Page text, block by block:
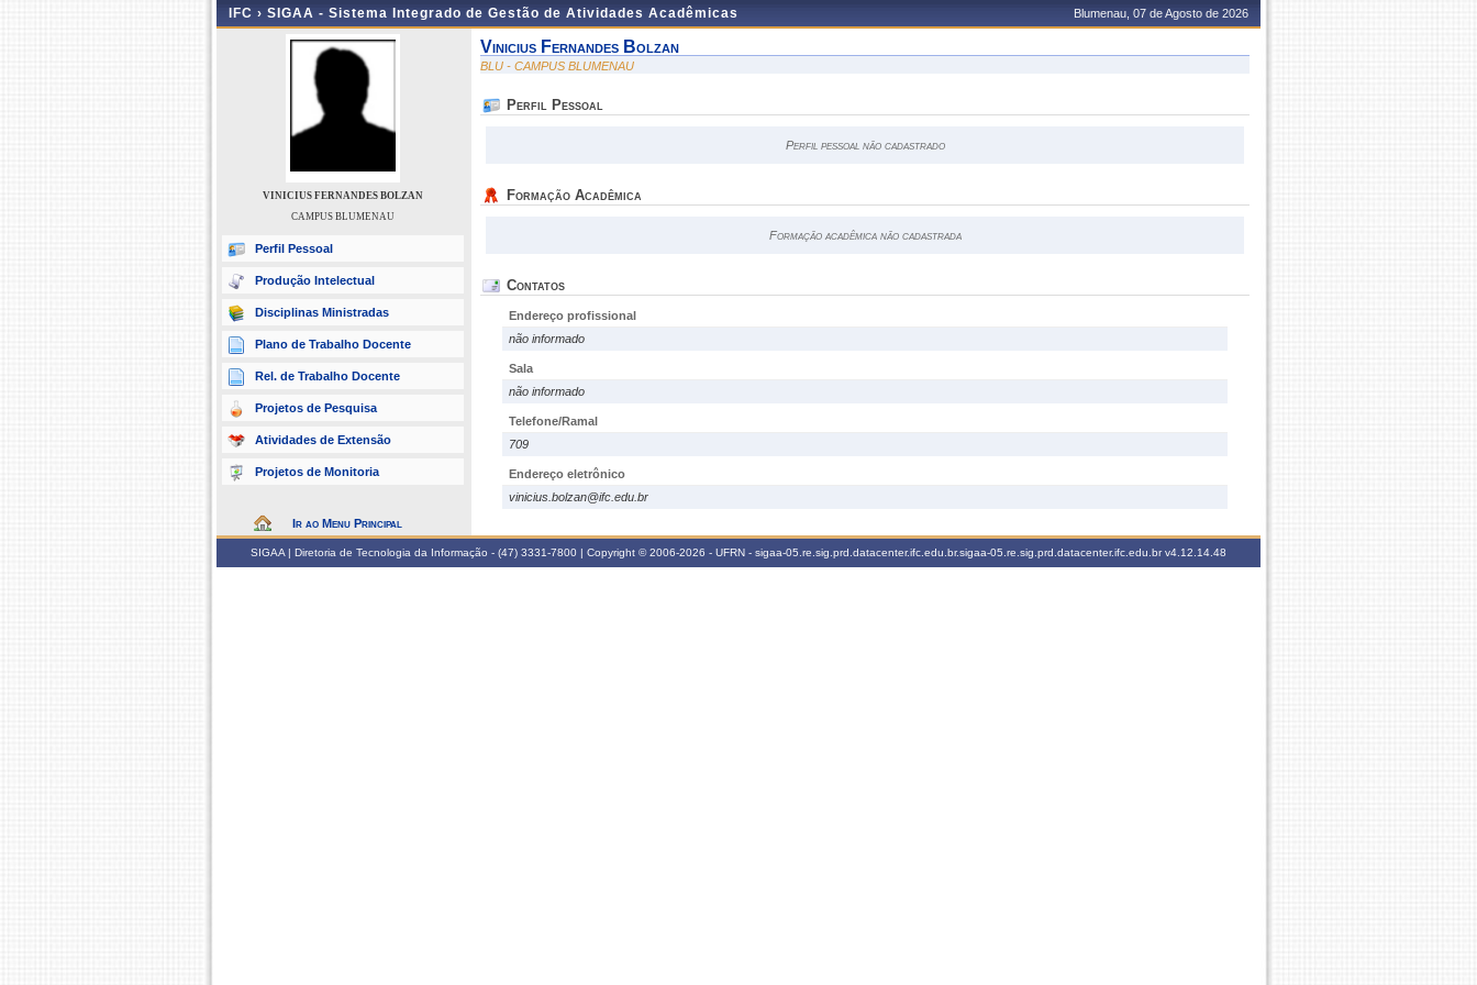
IFC › SIGAA - Sistema Integrado de Gestão de Atividades Acadêmicas Blumenau, 07 de Agosto de 2026
VINICIUS FERNANDES BOLZAN
CAMPUS BLUMENAU
Perfil Pessoal
Produção Intelectual
Disciplinas Ministradas
Plano de Trabalho Docente
Rel. de Trabalho Docente
Projetos de Pesquisa
Atividades de Extensão
Projetos de Monitoria
Ir ao Menu Principal
Vinicius Fernandes Bolzan
BLU - CAMPUS BLUMENAU
Perfil Pessoal
Perfil pessoal não cadastrado
Formação Acadêmica
Formação acadêmica não cadastrada
Contatos
Endereço profissional
não informado
Sala
não informado
Telefone/Ramal
709
Endereço eletrônico
vinicius.bolzan@ifc.edu.br
SIGAA | Diretoria de Tecnologia da Informação - (47) 3331-7800 | Copyright © 2006-2026 - UFRN - sigaa-05.re.sig.prd.datacenter.ifc.edu.br.sigaa-05.re.sig.prd.datacenter.ifc.edu.brv4.12.14.48